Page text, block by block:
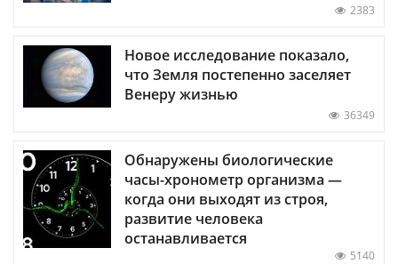
2383
Новое исследование показало,
что Земля постепенно заселяет
Венеру жизнью
36349
Обнаружены биологические
часы-хронометр организма —
когда они выходят из строя,
развитие человека
останавливается
5140